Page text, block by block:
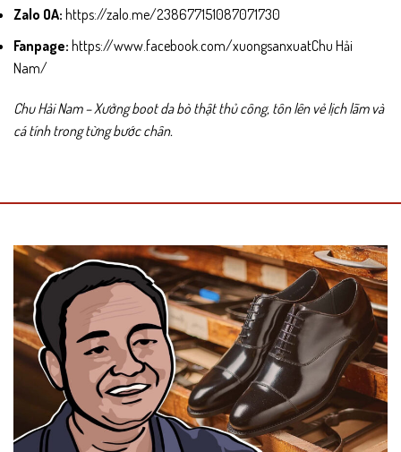
Zalo OA: https://zalo.me/238677151087071730
Fanpage: https://www.facebook.com/xuongsanxuatChu Hải
Nam/
Chu Hải Nam – Xưởng boot da bò thật thủ công, tôn lên vẻ lịch lãm và
cá tính trong từng bước chân.